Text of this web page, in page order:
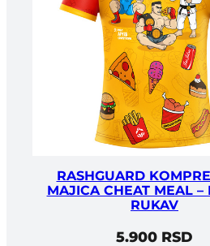
RASHGUARD
MAJICA CHEAT MEAL –
RUKAV
5.900 RSD